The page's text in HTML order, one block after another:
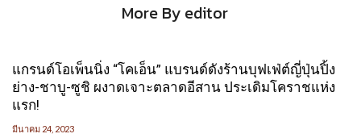
More By editor
แกรนด์โอเพ็นนิ่ง “โคเอ็น” แบรนด์ดังร้านบุฟเฟ่ต์ญี่ปุ่นปิ้ง
ย่าง-ชาบู-ซูชิ ผงาดเจาะตลาดอีสาน ประเดิมโคราชแห่ง
แรก!
มีนาคม 24, 2023